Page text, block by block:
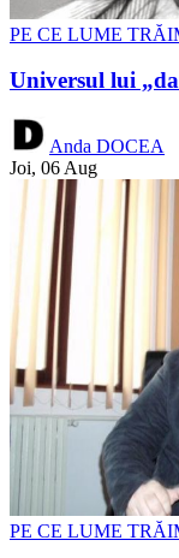
PE CE LUME
Universul lui
Anda DOCEA
Joi, 06 Aug
PE CE LUME